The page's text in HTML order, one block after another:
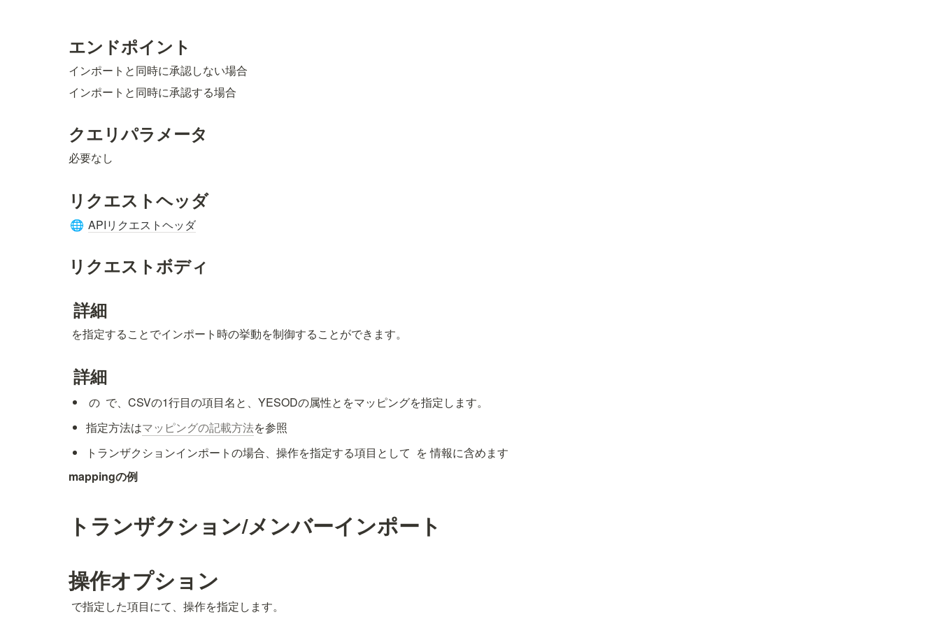
エンドポイント
インポートと同時に承認しない場合
インポートと同時に承認する場合
クエリパラメータ
必要なし
リクエストヘッダ
🌐 APIリクエストヘッダ
リクエストボディ
詳細
を指定することでインポート時の挙動を制御することができます。
詳細
の で、CSVの1行目の項目名と、YESODの属性とをマッピングを指定します。
指定方法はマッピングの記載方法を参照
トランザクションインポートの場合、操作を指定する項目として を 情報に含めます
mappingの例
トランザクション/メンバーインポート
操作オプション
で指定した項目にて、操作を指定します。